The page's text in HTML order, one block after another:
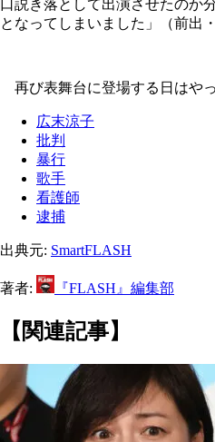
口説き落として出演させたのか
となってしまいました」（前出
再び表舞台に登場する日はや
広末涼子
批判
暴行
歌手
看護師
逮捕
出典元: SmartFLASH
著者: 『FLASH』編集部
【関連記事】